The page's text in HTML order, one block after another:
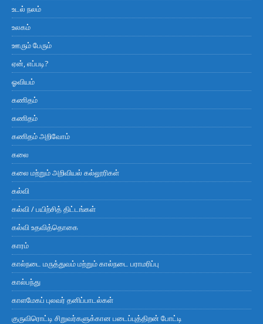
உடல் நலம்
உலகம்
ஊரும் பேரும்
ஏன், எப்படி?
ஓவியம்
கணிதம்
கணிதம்
கணிதம் அறிவோம்
கலை
கலை மற்றும் அறிவியல் கல்லூரிகள்
கல்வி
கல்வி / பயிற்சித் திட்டங்கள்
கல்வி உதவித்தொகை
காரம்
கால்நடை மருத்துவம் மற்றும் கால்நடை பராமரிப்பு
கால்பந்து
காளமேகப் புலவர் தனிப்பாடல்கள்
குருவிரொட்டி சிறுவர்களுக்கான படைப்புத்திறன் போட்டி